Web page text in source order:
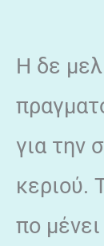
Η δε
για την
κεριού.
πο